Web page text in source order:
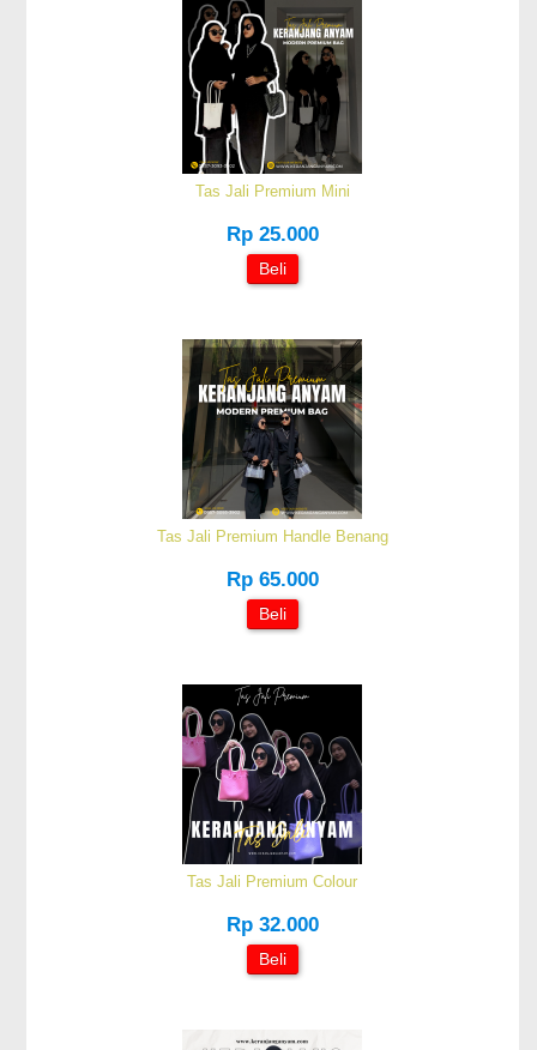
Tas Jali Premium Mini
Rp 25.000
Beli
Tas Jali Premium Handle Benang
Rp 65.000
Beli
Tas Jali Premium Colour
Rp 32.000
Beli